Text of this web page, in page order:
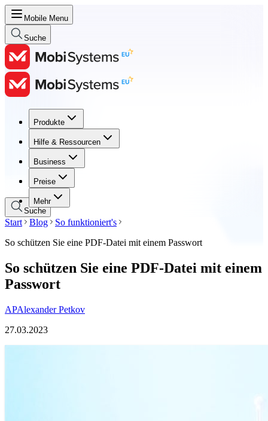
Mobile Menu
Suche
Produkte
Hilfe & Ressourcen
Business
Preise
Mehr
Produkte
Hilfe & Ressourcen
Business
Preise
Suche
Start Blog
So funktioniert's
So schützen Sie eine PDF-Datei mit einem Passwort
So schützen Sie eine PDF-Datei mit einem
Passwort
APAlexander Petkov
27.03.2023